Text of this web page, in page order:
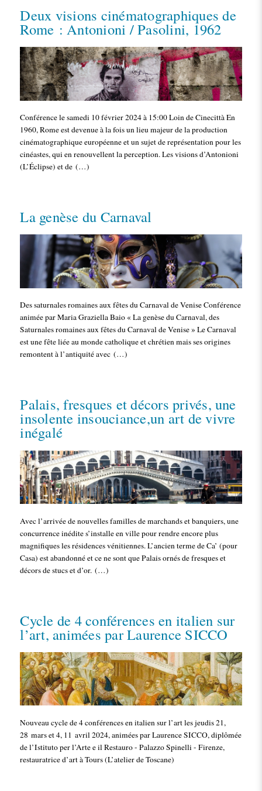
Deux visions cinématographiques de
Rome : Antonioni / Pasolini, 1962
Conférence le samedi 10 février 2024 à 15:00 Loin de Cinecittà En
1960, Rome est devenue à la fois un lieu majeur de la production
cinématographique européenne et un sujet de représentation pour les
cinéastes, qui en renouvellent la perception. Les visions d’Antonioni
(L’Éclipse) et de (…)
La genèse du Carnaval
Des saturnales romaines aux fêtes du Carnaval de Venise Conférence
animée par Maria Graziella Baio « La genèse du Carnaval, des
Saturnales romaines aux fêtes du Carnaval de Venise » Le Carnaval
est une fête liée au monde catholique et chrétien mais ses origines
remontent à l’antiquité avec (…)
Palais, fresques et décors privés, une
insolente insouciance,un art de vivre
inégalé
Avec l’arrivée de nouvelles familles de marchands et banquiers, une
concurrence inédite s’installe en ville pour rendre encore plus
magnifiques les résidences vénitiennes. L’ancien terme de Ca’ (pour
Casa) est abandonné et ce ne sont que Palais ornés de fresques et
décors de stucs et d’or. (…)
Cycle de 4 conférences en italien sur
l’art, animées par Laurence SICCO
Nouveau cycle de 4 conférences en italien sur l’art les jeudis 21,
28 mars et 4, 11 avril 2024, animées par Laurence SICCO, diplômée
de l’Istituto per l’Arte e il Restauro - Palazzo Spinelli - Firenze,
restauratrice d’art à Tours (L’atelier de Toscane)